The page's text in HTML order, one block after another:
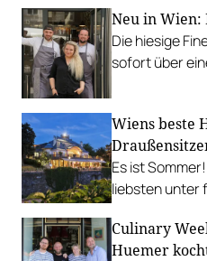
Neu in Wien:
Die hiesige
sofort über
Wiens beste
Es ist
liebsten unter
Gastgarten.
Culinary
Huemer